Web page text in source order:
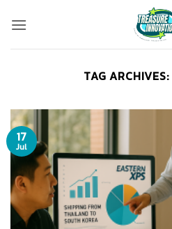
TAG ARCHIVES:
17
Jul